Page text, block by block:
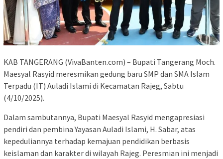
KAB TANGERANG (VivaBanten.com) – Bupati Tangerang Moch.
Maesyal Rasyid meresmikan gedung baru SMP dan SMA Islam
Terpadu (IT) Auladi Islami di Kecamatan Rajeg, Sabtu
(4/10/2025).
Dalam sambutannya, Bupati Maesyal Rasyid mengapresiasi
pendiri dan pembina Yayasan Auladi Islami, H. Sabar, atas
kepeduliannya terhadap kemajuan pendidikan berbasis
keislaman dan karakter di wilayah Rajeg. Peresmian ini menjadi